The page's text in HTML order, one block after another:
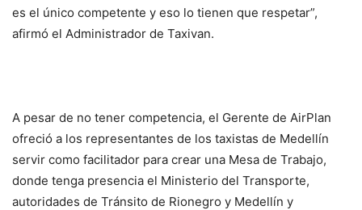
es el único competente y eso lo tienen que respetar”,
afirmó el Administrador de Taxivan.
A pesar de no tener competencia, el Gerente de AirPlan
ofreció a los representantes de los taxistas de Medellín
servir como facilitador para crear una Mesa de Trabajo,
donde tenga presencia el Ministerio del Transporte,
autoridades de Tránsito de Rionegro y Medellín y